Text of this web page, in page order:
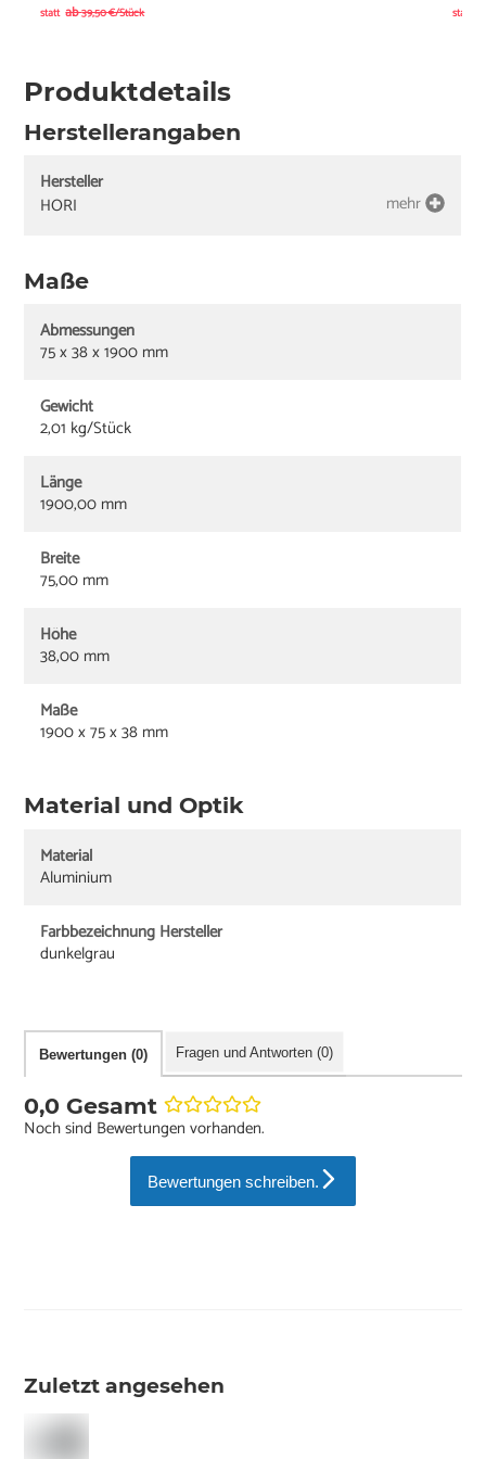
statt ab39,50 €/Stück statt
Produktdetails
Herstellerangaben
Hersteller
HORI
mehr
Maße
Abmessungen
75 x 38 x 1900 mm
Gewicht
2,01 kg/Stück
Länge
1900,00 mm
Breite
75,00 mm
Höhe
38,00 mm
Maße
1900 x 75 x 38 mm
Material und Optik
Material
Aluminium
Farbbezeichnung Hersteller
dunkelgrau
Bewertungen (0) Fragen und Antworten (0)
0,0 Gesamt
Noch sind Bewertungen vorhanden.
Bewertungen schreiben.
Zuletzt angesehen